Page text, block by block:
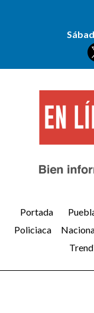
Portada
Policiaca